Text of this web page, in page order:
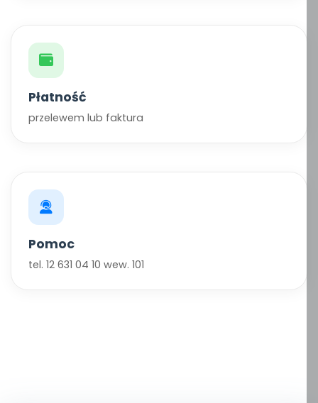
Płatność
przelewem lub faktura
Pomoc
tel. 12 631 04 10 wew. 101